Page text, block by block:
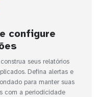
configure
seus relatórios
Defina alertas e
para manter suas
com a periodicidade